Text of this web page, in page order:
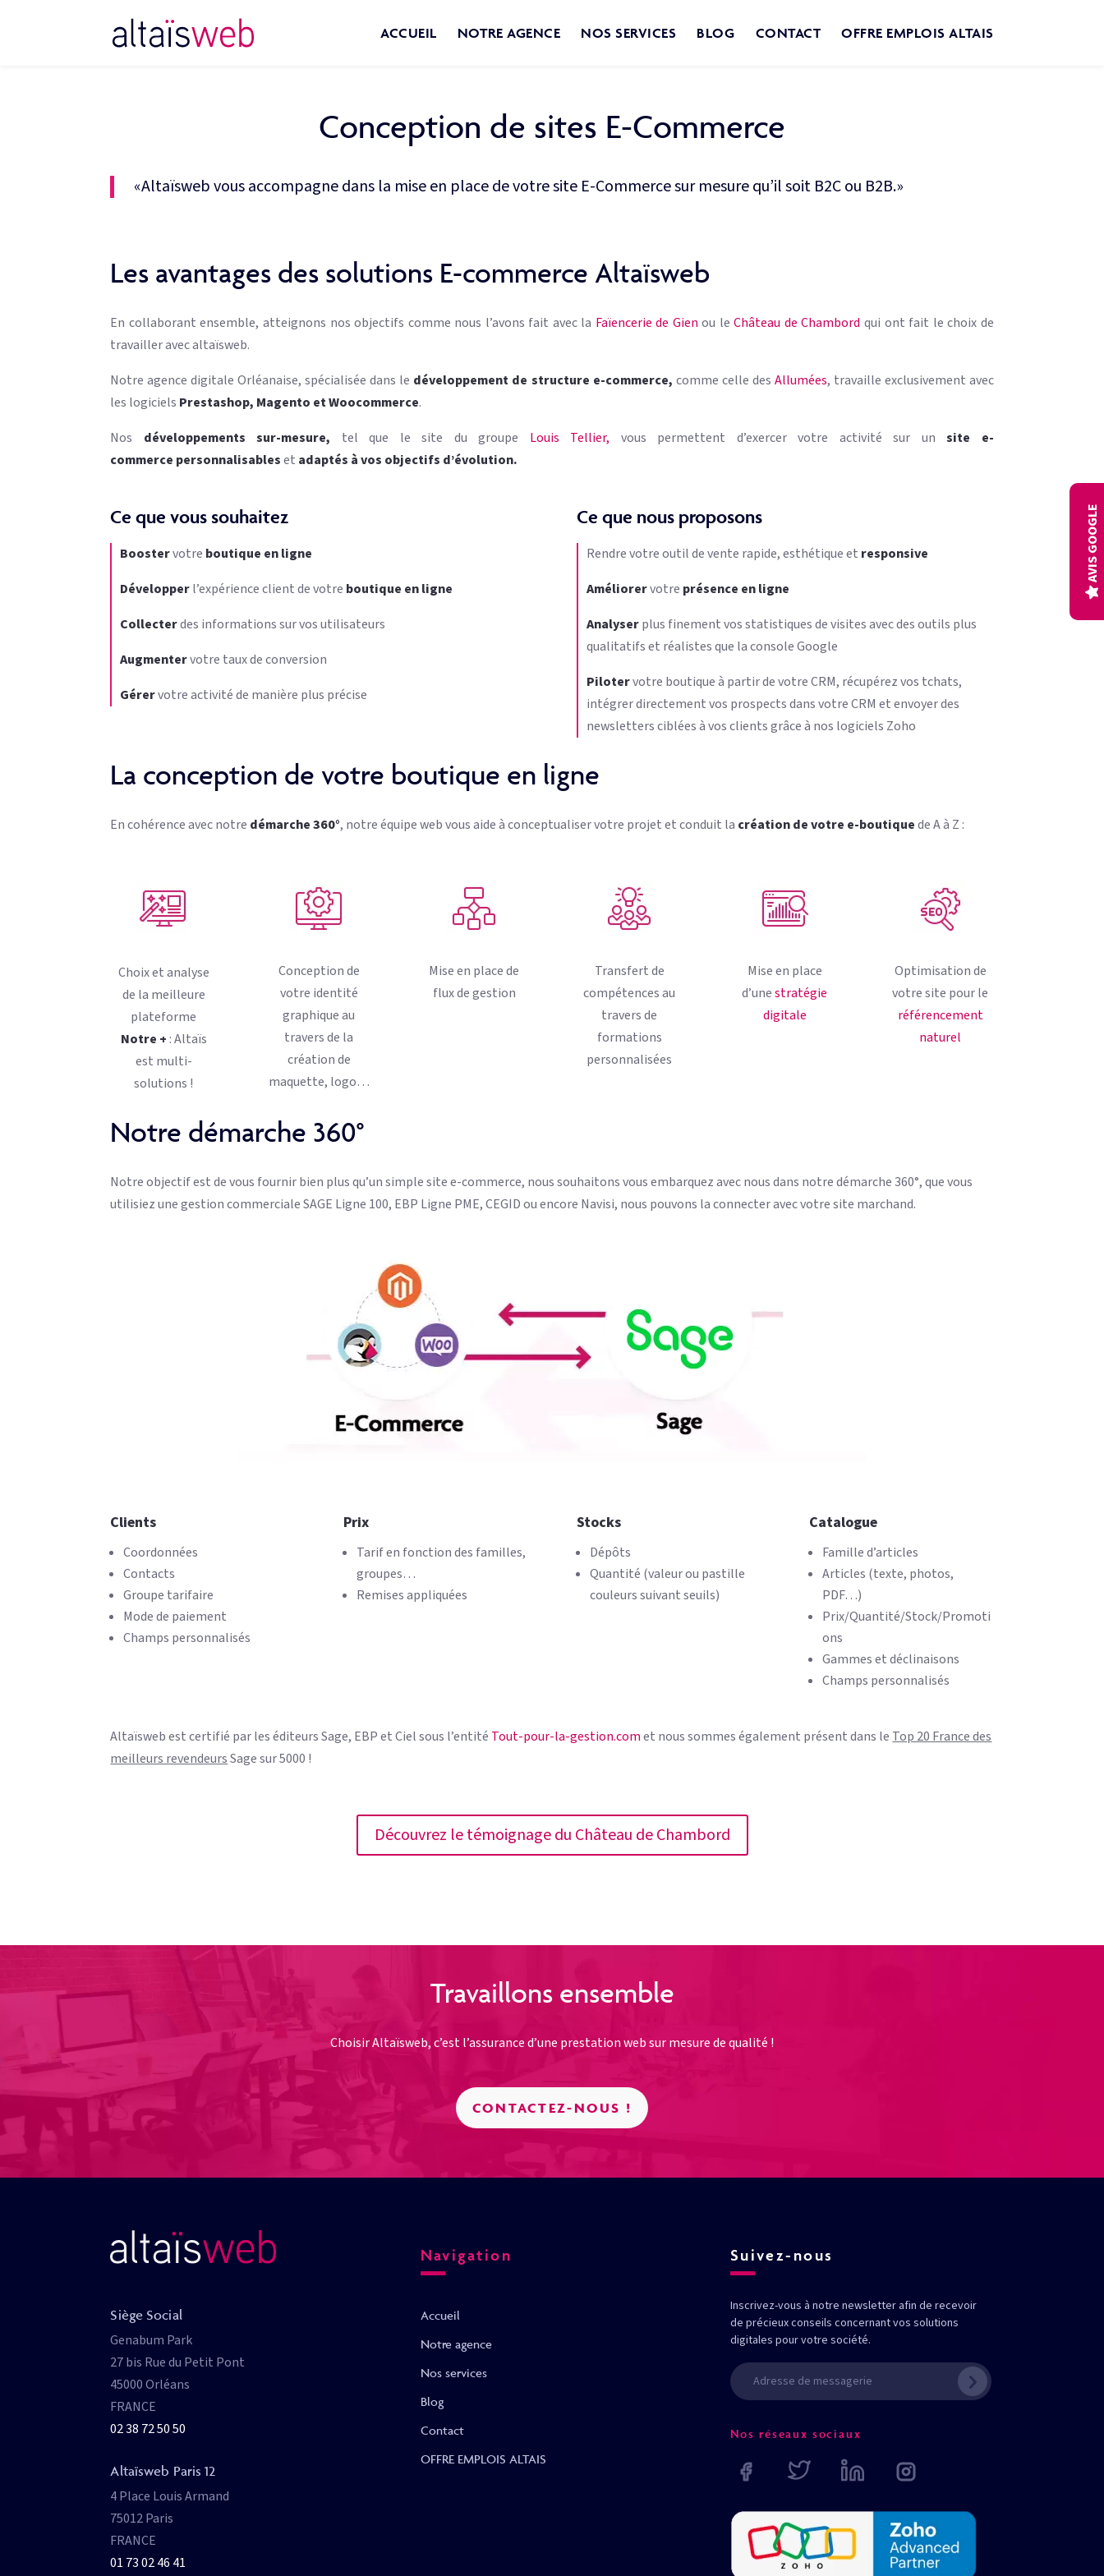
AVIS GOOGLE
ACCUEIL NOTRE AGENCE NOS SERVICES BLOG CONTACT OFFRE EMPLOIS ALTAIS
Conception de sites E-Commerce
«Altaïsweb vous accompagne dans la mise en place de votre site E-Commerce sur mesure qu’il soit B2C ou B2B.»
Les avantages des solutions E-commerce Altaïsweb
En collaborant ensemble, atteignons nos objectifs comme nous l’avons fait avec la Faïencerie de Gienou leChâteau de Chambord qui ont fait le choix de
travailler avec altaïsweb.
Notre agence digitale Orléanaise, spécialisée dans le développement de structure e-commerce, comme celle des Allumées, travaille exclusivement avec
les logiciels Prestashop, Magento et Woocommerce.
Nos développements sur-mesure, tel que le site du groupe Louis Tellier, vous permettent d’exercer votre activité sur unsite e-
commerce personnalisableset adaptés à vos objectifs d’évolution.
Ce que vous souhaitez
Boostervotre boutique en ligne
Développerl’expérience client de votre boutique en ligne
Collecterdes informations sur vos utilisateurs
Augmentervotre taux de conversion
Gérervotre activité de manière plus précise
Ce que nous proposons
Rendre votre outil de vente rapide, esthétique et responsive
Améliorervotre présence en ligne
Analyserplus finement vos statistiques de visites avec des outils plus
qualitatifs et réalistes que la console Google
Pilotervotre boutique à partir de votre CRM, récupérez vos tchats,
intégrer directement vos prospects dans votre CRM et envoyer des
newsletters ciblées à vos clients grâce à nos logiciels Zoho
La conception de votre boutique en ligne
En cohérence avec notre démarche 360°, notre équipe web vous aide à conceptualiser votre projet et conduit la création de votre e-boutiquede A à Z :
Choix et analyse
de la meilleure
plateforme
Notre + : Altaïs
est multi-
solutions !
Conception de
votre identité
graphique au
travers de la
création de
maquette, logo…
Mise en place de
flux de gestion
Transfert de
compétences au
travers de
formations
personnalisées
Mise en place
d’unestratégie
digitale
Optimisation de
votre site pour le
référencement
naturel
Notre démarche 360°
Notre objectif est de vous fournir bien plus qu’un simple site e-commerce, nous souhaitons vous embarquez avec nous dans notre démarche 360°, que vous
utilisiez une gestion commerciale SAGE Ligne 100, EBP Ligne PME, CEGID ou encore Navisi, nous pouvons la connecter avec votre site marchand.
Clients
Coordonnées
Contacts
Groupe tarifaire
Mode de paiement
Champs personnalisés
Prix
Tarif en fonction des familles,
groupes…
Remises appliquées
Stocks
Dépôts
Quantité (valeur ou pastille
couleurs suivant seuils)
Catalogue
Famille d’articles
Articles (texte, photos,
PDF…)
Prix/Quantité/Stock/Promoti
ons
Gammes et déclinaisons
Champs personnalisés
Altaïsweb est certifié par les éditeurs Sage, EBP et Ciel sous l’entité Tout-pour-la-gestion.comet nous sommes également présent dans leTop 20 France des
meilleurs revendeursSage sur 5000 !
Découvrez le témoignage du Château de Chambord
Travaillons ensemble
Choisir Altaïsweb, c’est l’assurance d’une prestation web sur mesure de qualité !
CONTACTEZ-NOUS !
Siège Social
Genabum Park
27 bis Rue du Petit Pont
45000 Orléans
FRANCE
02 38 72 50 50
Altaïsweb Paris 12
4 Place Louis Armand
75012 Paris
FRANCE
01 73 02 46 41
Navigation
Accueil
Notre agence
Nos services
Blog
Contact
OFFRE EMPLOIS ALTAIS
Suivez-nous
Inscrivez-vous à notre newsletter afin de recevoir
de précieux conseils concernant vos solutions
digitales pour votre société.
Nos réseaux sociaux